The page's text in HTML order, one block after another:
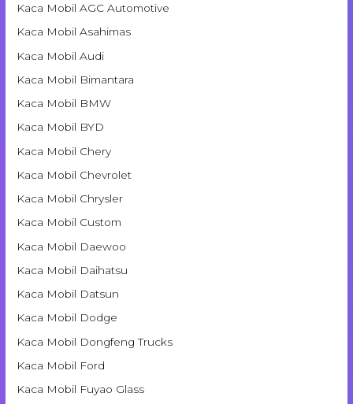
Kaca Mobil AGC Automotive
Kaca Mobil Asahimas
Kaca Mobil Audi
Kaca Mobil Bimantara
Kaca Mobil BMW
Kaca Mobil BYD
Kaca Mobil Chery
Kaca Mobil Chevrolet
Kaca Mobil Chrysler
Kaca Mobil Custom
Kaca Mobil Daewoo
Kaca Mobil Daihatsu
Kaca Mobil Datsun
Kaca Mobil Dodge
Kaca Mobil Dongfeng Trucks
Kaca Mobil Ford
Kaca Mobil Fuyao Glass